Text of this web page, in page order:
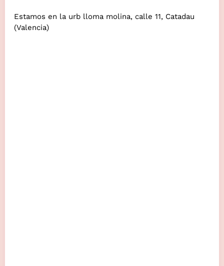
Estamos en la urb lloma molina, calle 11, Catadau
(Valencia)